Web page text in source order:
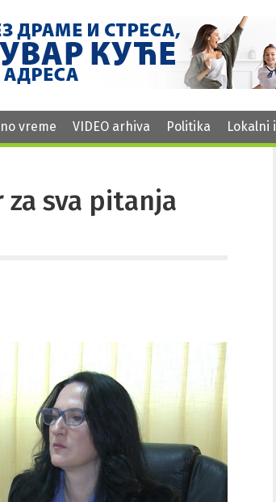
vreme VIDEO arhiva Politika Lokalni
za sva pitanja